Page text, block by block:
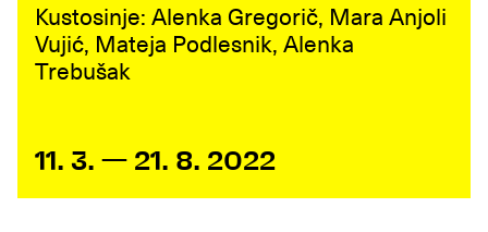
Kustosinje: Alenka Gregorič, Mara Anjoli
Vujić, Mateja Podlesnik, Alenka
Trebušak
11. 3. — 21. 8. 2022